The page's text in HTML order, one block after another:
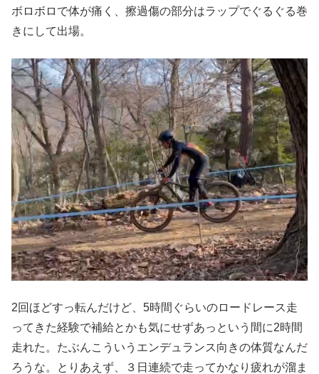
ボロボロで体が痛く、擦過傷の部分はラップでぐるぐる巻
きにして出場。
2回ほどすっ転んだけど、5時間ぐらいのロードレース走
ってきた経験で補給とかも気にせずあっという間に2時間
走れた。たぶんこういうエンデュランス向きの体質なんだ
ろうな。とりあえず、３日連続で走ってかなり疲れが溜ま